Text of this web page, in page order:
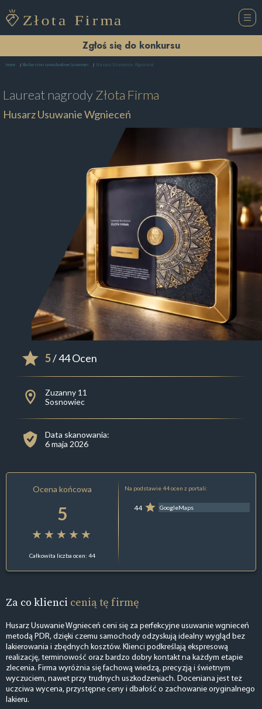
Zgłoś się do konkursu
Home Blacharstwo samochodowe Sosnowiec Husarz Usuwanie Wgnieceń
Laureat nagrodyZłota Firma
Husarz Usuwanie Wgnieceń
5/ 44 Ocen
Zuzanny 11
Sosnowiec
Data skanowania:
6 maja 2026
Ocena końcowa
5
Całkowita liczba ocen: 44
Na podstawie 44 ocen z portali:
44 GoogleMaps
Za co klienci cenią tę firmę
Husarz Usuwanie Wgnieceń ceni się za perfekcyjne usuwanie wgnieceń
metodą PDR, dzięki czemu samochody odzyskują idealny wygląd bez
lakierowania i zbędnych kosztów. Klienci podkreślają ekspresową
realizację, terminowość oraz bardzo dobry kontakt na każdym etapie
zlecenia. Firma wyróżnia się fachową wiedzą, precyzją i świetnym
wyczuciem, nawet przy trudnych uszkodzeniach. Doceniana jest też
uczciwa wycena, przystępne ceny i dbałość o zachowanie oryginalnego
lakieru.